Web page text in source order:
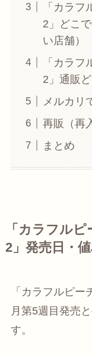
「カラフ
2」どこ
い店舗）
「カラフ
2」通販
メルカリ
再販（再
まとめ
「カラフル
2」発売日・
「カラフルピ
月第5週目発売
す。